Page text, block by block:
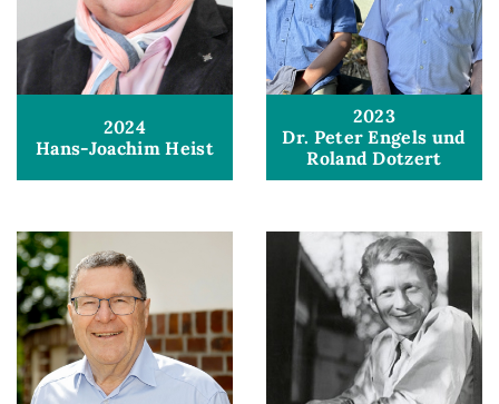
2024
Hans-Joachim Heist
2023
Dr. Peter Engels und
Roland Dotzert